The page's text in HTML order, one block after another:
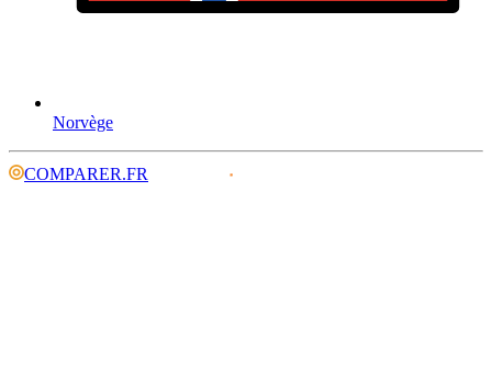
Norvège
COMPARER.FR